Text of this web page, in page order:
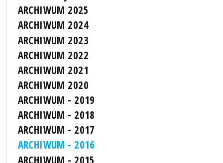
ARCHIWUM 2025
ARCHIWUM 2024
ARCHIWUM 2023
ARCHIWUM 2022
ARCHIWUM 2021
ARCHIWUM 2020
ARCHIWUM - 2019
ARCHIWUM - 2018
ARCHIWUM - 2017
ARCHIWUM - 2016
ARCHIWUM - 2015